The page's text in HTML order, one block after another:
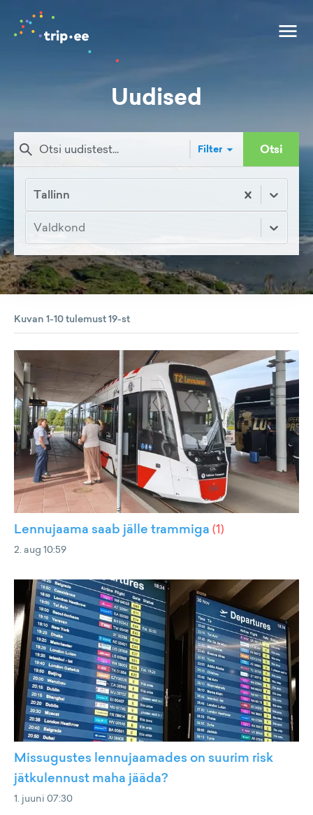
Uudised
Filter Otsi
Tallinn
Valdkond
Kuvan 1-10 tulemust 19-st
Lennujaama saab jälle trammiga (1)
2. aug 10:59
Missugustes lennujaamades on suurim risk
jätkulennust maha jääda?
1. juuni 07:30